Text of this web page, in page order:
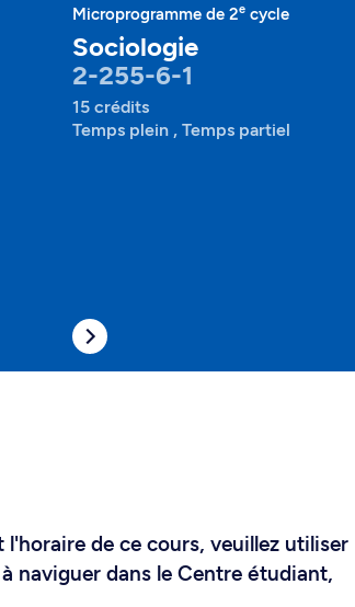
Microprogramme de 2e cycle
Sociologie
2-255-6-1
15 crédits
Temps plein , Temps partiel
de ce cours, veuillez utiliser
naviguer dans le Centre étudiant,